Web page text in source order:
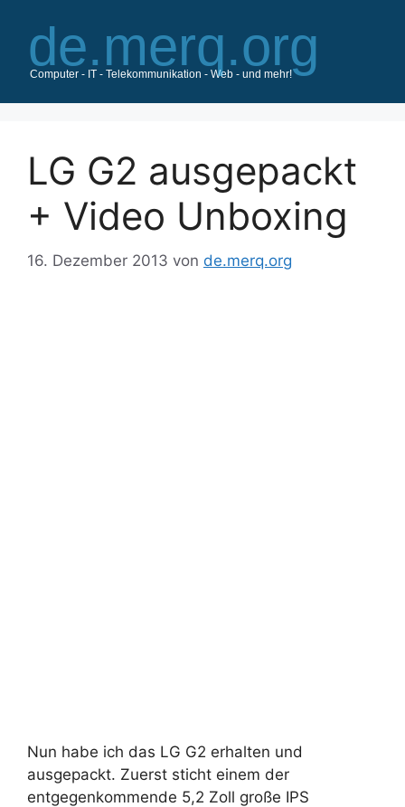
Inhalt
springen
LG G2 ausgepackt
+ Video Unboxing
16. Dezember 2013 von de.merq.org
Nun habe ich das LG G2 erhalten und
ausgepackt. Zuerst sticht einem der
entgegenkommende 5,2 Zoll große IPS